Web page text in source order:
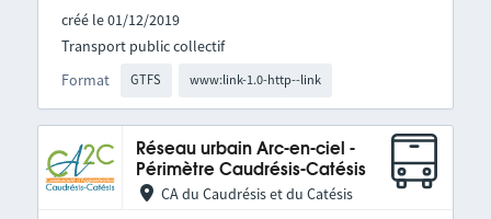
créé le 01/12/2019
Format GTFS www:link-1.0-http--link
Transport public collectif
Réseau urbain Arc-en-ciel -
Périmètre Caudrésis-Catésis
CA du Caudrésis et du Catésis